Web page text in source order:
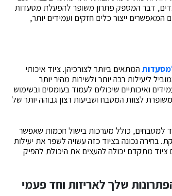
דבר המספק פתרון משופר להפעלת מסעדות
ייצור כלים חזקים ועמידים יותר,
המתאים ביותר לצורכיהן. ציוד איכותי
ליעילות רבה יותר ולשירות מהיר יותר
ואיכותיים שיכולים לעמוד בעומסים ובשימוש
לצוות המטבח ושביעות רצון גבוהה יותר של
למטבחים, כולל מערכות בישול חכמות שאפשר
בחירה נכונה בציוד כזה עשויה לשפר את יעילות
מתקדם יכולה להעצים את היכולת להפיק
שלך לאריזות וחד פעמי